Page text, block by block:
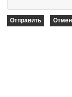
Отправить